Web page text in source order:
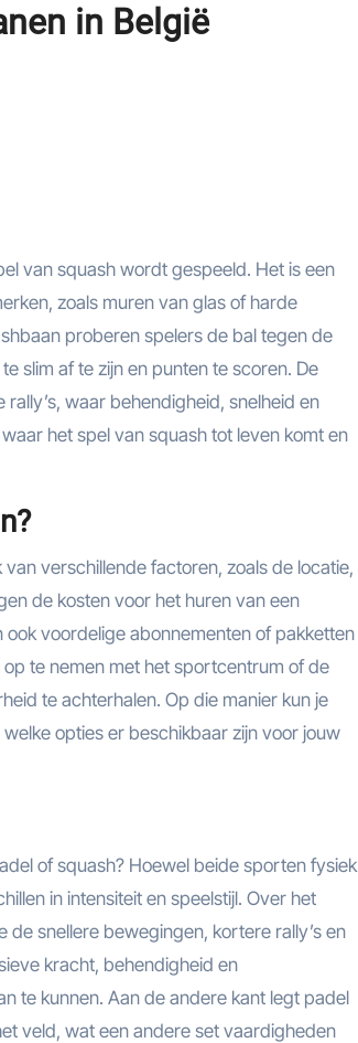
in België
van squash wordt gespeeld. Het is een
zoals muren van glas of harde
proberen spelers de bal tegen de
slim af te zijn en punten te scoren. De
waar behendigheid, snelheid en
het spel van squash tot leven komt en
verschillende factoren, zoals de locatie,
de kosten voor het huren van een
voordelige abonnementen of pakketten
te nemen met het sportcentrum of de
te achterhalen. Op die manier kun je
opties er beschikbaar zijn voor jouw
of squash? Hoewel beide sporten fysiek
in intensiteit en speelstijl. Over het
snellere bewegingen, kortere rally’s en
kracht, behendigheid en
te kunnen. Aan de andere kant legt padel
veld, wat een andere set vaardigheden